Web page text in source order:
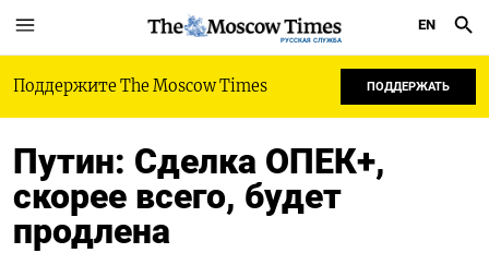
РУССКАЯ СЛУЖБА
EN
Поддержите The Moscow Times ПОДДЕРЖАТЬ
Путин: Сделка ОПЕК+,
скорее всего, будет
продлена